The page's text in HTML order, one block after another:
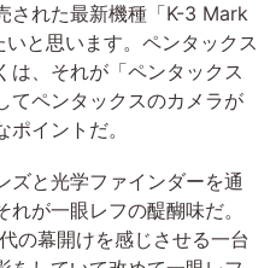
された最新機種「K-3 Mark
と思います。ペンタックス
は、それが「ペンタックス
てペンタックスのカメラが
ポイントだ。
と光学ファインダーを通
が一眼レフの醍醐味だ。
の幕開けを感じさせる一台